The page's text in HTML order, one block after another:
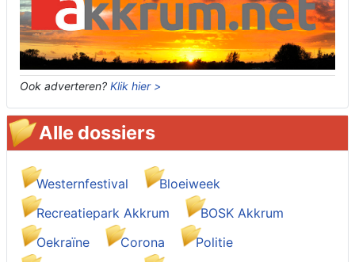
Ook adverteren? Klik hier >
Alle dossiers
Westernfestival
Bloeiweek
Recreatiepark Akkrum
BOSK Akkrum
Oekraïne
Corona
Politie